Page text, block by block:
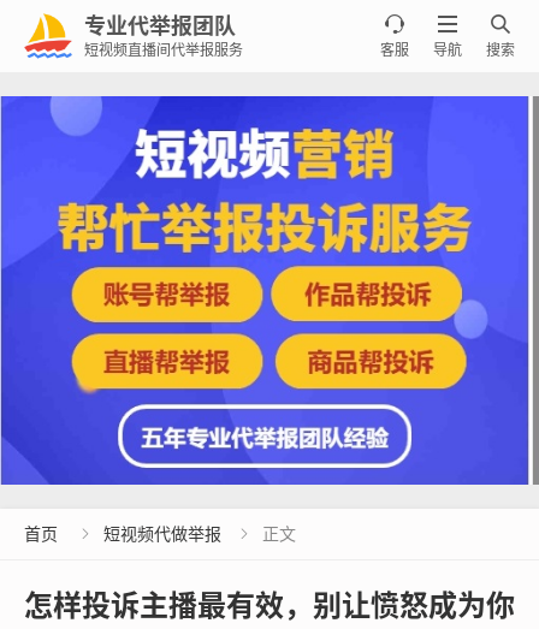
专业代举报团队
短视频直播间代举报服务

搜索

导航

客服
首页  短视频代做举报  正文
怎样投诉主播最有效，别让愤怒成为你